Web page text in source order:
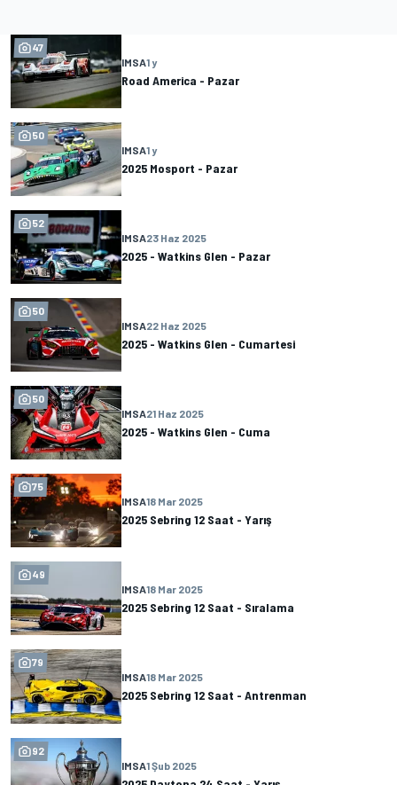
47
IMSA1 y
Road America - Pazar
50
IMSA1 y
2025 Mosport - Pazar
52
IMSA23 Haz 2025
2025 - Watkins Glen - Pazar
50
IMSA22 Haz 2025
2025 - Watkins Glen - Cumartesi
50
IMSA21 Haz 2025
2025 - Watkins Glen - Cuma
75
IMSA18 Mar 2025
2025 Sebring 12 Saat - Yarış
49
IMSA18 Mar 2025
2025 Sebring 12 Saat - Sıralama
79
IMSA18 Mar 2025
2025 Sebring 12 Saat - Antrenman
92
IMSA1 Şub 2025